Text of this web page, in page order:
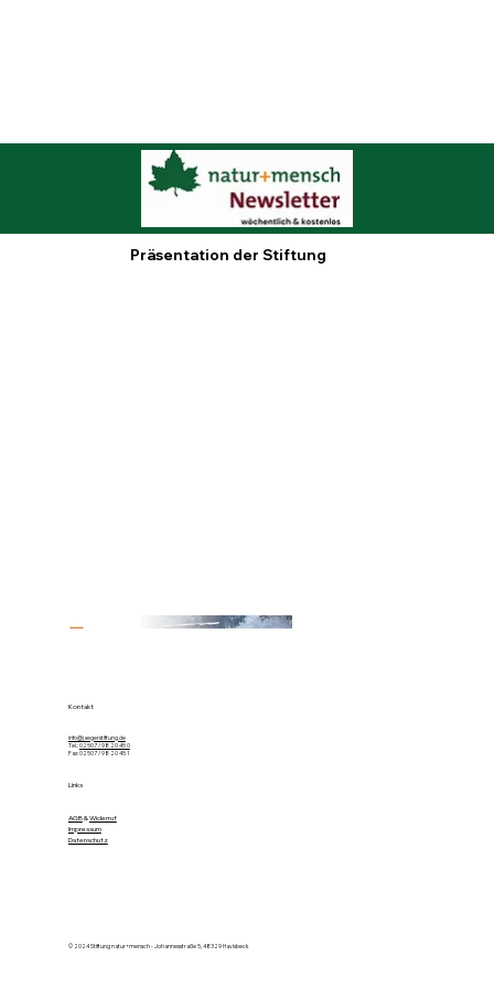
Präsentation der Stiftung
Links
AGB&Widerruf
Impressum
Datenschutz
info@jaegerstiftung.de
Tel.:02507 / 98 20 45 0
Fax: 02507 / 98 20 45 1
Kontakt
© 2024 Stiftung natur+mensch - Johannesstraße 5, 48329 Havixbeck